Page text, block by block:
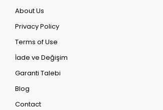
About Us
Privacy Policy
Terms of Use
İade ve Değişim
Garanti Talebi
Blog
Contact